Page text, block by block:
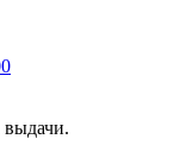
выдачи.